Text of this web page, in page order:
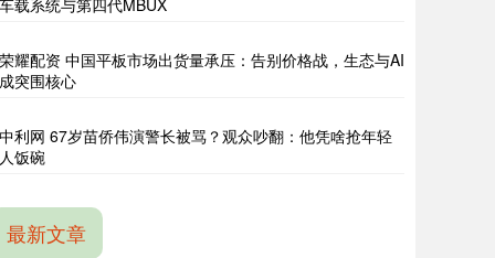
荣耀配资 中国平板市场出货量承压：告别价格战，生态与AI
成突围核心
中利网 67岁苗侨伟演警长被骂？观众吵翻：他凭啥抢年轻
人饭碗
最新文章